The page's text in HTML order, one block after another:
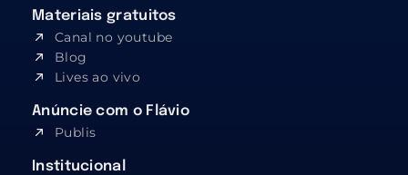
Materiais gratuitos
Canal no youtube
Blog
Lives ao vivo
Anúncie com o Flávio
Publis
Institucional